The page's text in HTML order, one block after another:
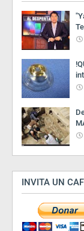
INVITA UN